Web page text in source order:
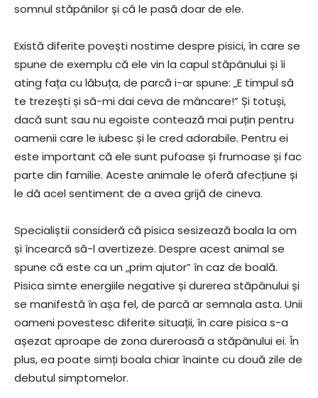
somnul stăpânilor și că le pasă doar de ele.
Există diferite povești nostime despre pisici, în care se
spune de exemplu că ele vin la capul stăpânului și îi
ating fața cu lăbuța, de parcă i-ar spune: „E timpul să
te trezești și să-mi dai ceva de mâncare!” Și totuși,
dacă sunt sau nu egoiste contează mai puțin pentru
oamenii care le iubesc și le cred adorabile. Pentru ei
este important că ele sunt pufoase și frumoase și fac
parte din familie. Aceste animale le oferă afecțiune și
le dă acel sentiment de a avea grijă de cineva.
Specialiștii consideră că pisica sesizează boala la om
și încearcă să-l avertizeze. Despre acest animal se
spune că este ca un „prim ajutor” în caz de boală.
Pisica simte energiile negative și durerea stăpânului și
se manifestă în așa fel, de parcă ar semnala asta. Unii
oameni povestesc diferite situații, în care pisica s-a
așezat aproape de zona dureroasă a stăpânului ei. În
plus, ea poate simți boala chiar înainte cu două zile de
debutul simptomelor.